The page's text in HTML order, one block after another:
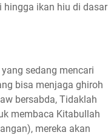
ikan hiu di dasar
sedang mencari
bisa menjaga ghiroh
bersabda, Tidaklah
membaca Kitabullah
mereka akan